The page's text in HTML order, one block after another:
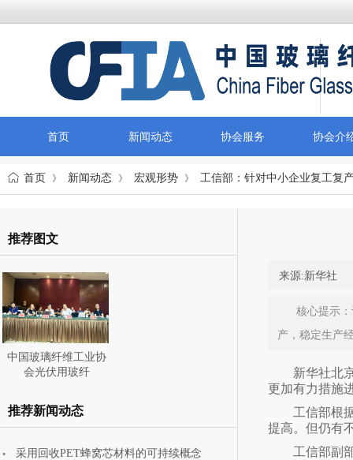
首页 新闻动态 协会服务 协会介
首页 》 新闻动态 》 宏观形势 》 工信部：针对中小企业复工复
来源:新华社
核心提示
产，稳定生产
新华社北
更加有力措施
工信部根
提高。但仍有
工信部副
推荐图文
中国玻璃纤维工业协
会光伏用玻纤
推荐新闻动态
采用回收PET蜂窝芯材料的可持续概念